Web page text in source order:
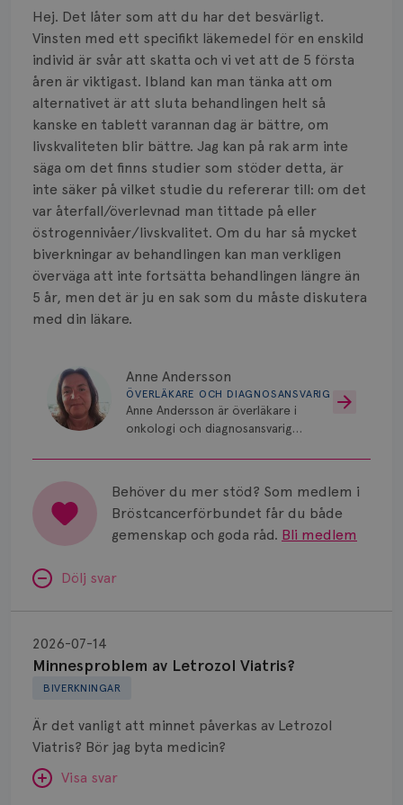
Hej. Det låter som att du har det besvärligt.
Vinsten med ett specifikt läkemedel för en enskild
individ är svår att skatta och vi vet att de 5 första
åren är viktigast. Ibland kan man tänka att om
alternativet är att sluta behandlingen helt så
kanske en tablett varannan dag är bättre, om
livskvaliteten blir bättre. Jag kan på rak arm inte
säga om det finns studier som stöder detta, är
inte säker på vilket studie du refererar till: om det
var återfall/överlevnad man tittade på eller
östrogennivåer/livskvalitet. Om du har så mycket
biverkningar av behandlingen kan man verkligen
överväga att inte fortsätta behandlingen längre än
5 år, men det är ju en sak som du måste diskutera
med din läkare.
Anne Andersson
ÖVERLÄKARE OCH DIAGNOSANSVARIG
Anne Andersson är överläkare i
onkologi och diagnosansvarig
Universitetssjukhus i Umeå.
Behöver du mer stöd? Som medlem i
Bröstcancerförbundet får du både
gemenskap och goda råd. Bli medlem
Dölj svar
BIVERKNINGAR
Minnesproblem av Letrozol Viatris?
2026-07-14
Är det vanligt att minnet påverkas av Letrozol
Viatris? Bör jag byta medicin?
Visa svar
Letrozol
Viatris?